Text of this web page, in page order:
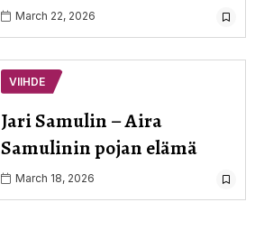
March 22, 2026
VIIHDE
Jari Samulin – Aira
Samulinin pojan elämä
March 18, 2026